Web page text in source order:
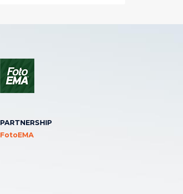
PARTNERSHIP
FotoEMA